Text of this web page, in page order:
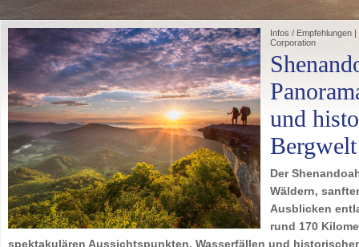
Infos / Empfehlungen
Corporation
und
Bergwelt
Der
Wäldern,
Ausblicken
rund 170
spektakulären Aussichtspunkten, Wasserfällen und